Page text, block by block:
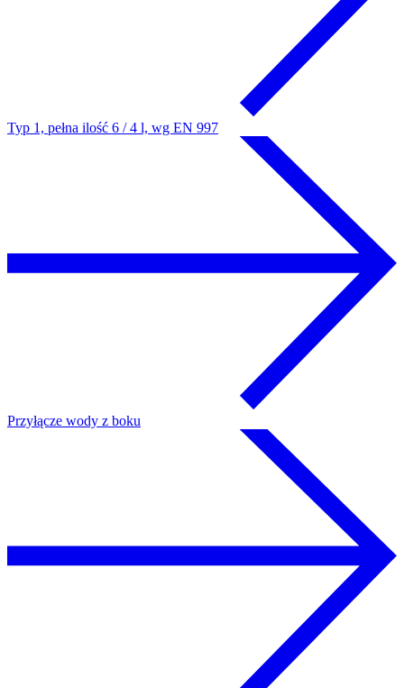
Typ 1, pełna ilość 6 / 4 l, wg EN 997
Przyłącze wody z boku